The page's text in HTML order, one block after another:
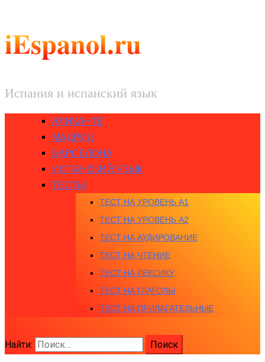
iEspanol.ru
Испания и испанский язык
АЛИКАНТЕ
МАДРИД
БАРСЕЛОНА
ИСПАНСКИЙ ЯЗЫК
ТЕСТЫ
ТЕСТ НА УРОВЕНЬ A1
ТЕСТ НА УРОВЕНЬ A2
ТЕСТ НА АУДИРОВАНИЕ
ТЕСТ НА ЧТЕНИЕ
ТЕСТ НА ЛЕКСИКУ
ТЕСТ НА ГЛАГОЛЫ
ТЕСТ НА ПРИЛАГАТЕЛЬНЫЕ
Найти: